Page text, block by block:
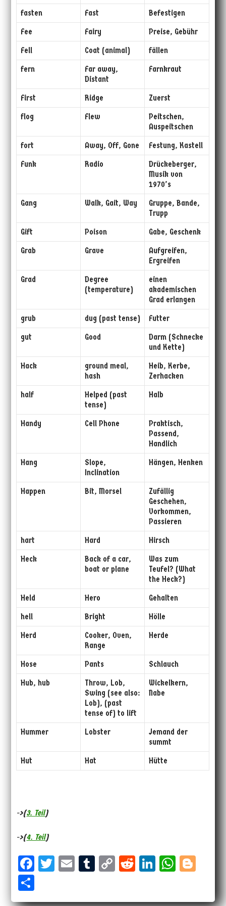
fasten
Fast
Befestigen
Fee
Fairy
Preise, Gebühr
Fell
Coat (animal)
fällen
fern
Far away,
Distant
Farnkraut
First Ridge
Zuerst
flog
Flew
Peitschen,
Auspeitschen
fort
Away, Off, Gone
Festung, Kastell
Funk
Radio
Drückeberger,
Musik von
1970’s
Gang
Walk, Gait, Way
Gruppe, Bande,
Trupp
Gift
Poison
Gabe, Geschenk
Grab
Grave
Aufgreifen,
Ergreifen
Grad
Degree
(temperature)
einen
akademischen
Grad erlangen
grub
dug (past tense)
Futter
gut
Good
Darm (Schnecke
und Kette)
Hack
ground meal,
hash
Heib, Kerbe,
Zerhacken
half
Helped (past
tense)
Halb
Handy Cell Phone
Praktisch,
Passend,
Handlich
Hang
Slope,
Inclination
Hängen, Henken
Happen Bit, Morsel
Zufällig
Geschehen,
Vorkommen,
Passieren
hart
Hard
Hirsch
Heck
Back of a car,
boat or plane
Was zum
Teufel? (What
the Heck?)
Held
Hero
Gehalten
hell
Bright
Hölle
Herd
Cooker, Oven,
Range
Herde
Hose Pants
Schlauch
Hub, hub
Throw, Lob,
Swing (see also:
Lob), (past
tense of) to lift
Wickelkern,
Nabe
Hummer Lobster
Jemand der
summt
Hut
Hat Hütte
->(3. Teil)
->(4. Teil)
Fa T
E
Tu Co Re Li
W
ar